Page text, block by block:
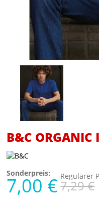
B&C ORGANIC
Sonderpreis:
7,00 € Regulärer
7,29 €